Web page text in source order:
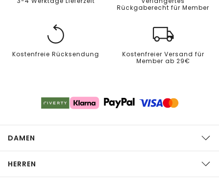
Rückgaberecht für Member
Kostenfreie Rücksendung
Kostenfreier Versand für
Member ab 29€
DAMEN
HERREN